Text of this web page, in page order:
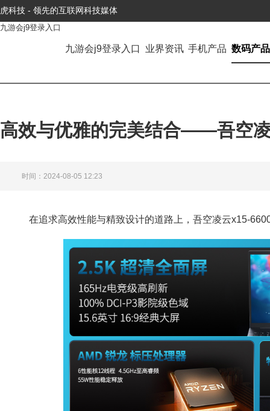
虎科技 - 领先的互联网科技媒体
九游会j9登录入口
九游会j9登录入口 业界资讯 手机产品 数码产品
高效与优雅的完美结合——吾空
时间：2024-08-05 12:23
在追求高效性能与精致设计的道路上，吾空凌云x15-